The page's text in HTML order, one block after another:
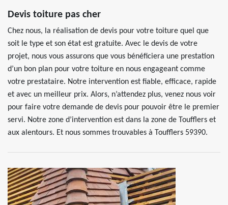
Devis toiture pas cher
Chez nous, la réalisation de devis pour votre toiture quel que
soit le type et son état est gratuite. Avec le devis de votre
projet, nous vous assurons que vous bénéficiera une prestation
d’un bon plan pour votre toiture en nous engageant comme
votre prestataire. Notre intervention est fiable, efficace, rapide
et avec un meilleur prix. Alors, n’attendez plus, venez nous voir
pour faire votre demande de devis pour pouvoir être le premier
servi. Notre zone d’intervention est dans la zone de Toufflers et
aux alentours. Et nous sommes trouvables à Toufflers 59390.